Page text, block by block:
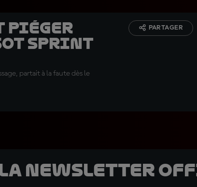
piéger
Sprint
partait à la faute dès le
PARTAGER
la Newsletter